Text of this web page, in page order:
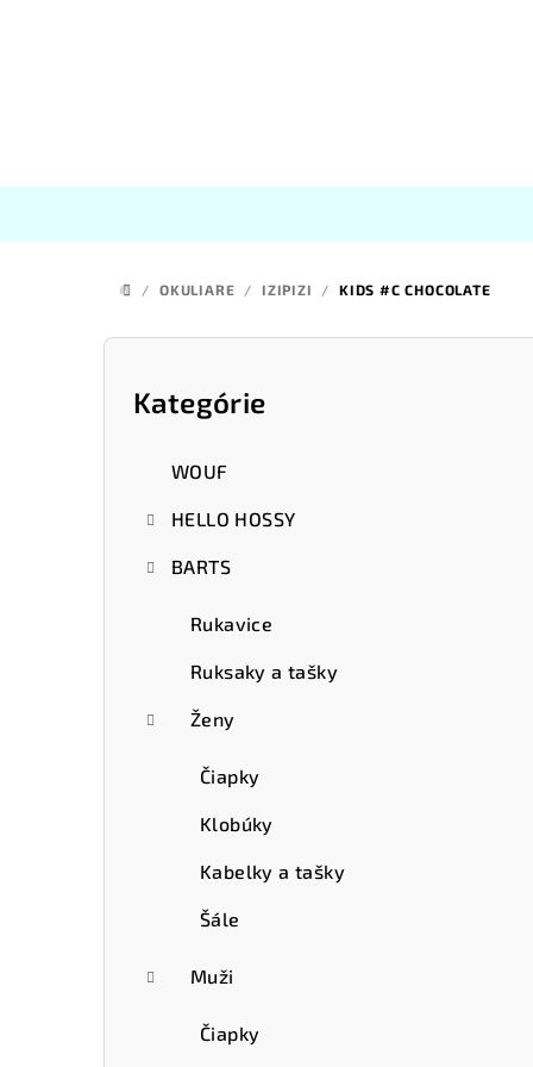
DOMOV
/ OKULIARE / IZIPIZI / KIDS #C CHOCOLATE
B
Preskočiť
kategórie
Kategórie
WOUF
HELLO HOSSY
BARTS
Rukavice
Ruksaky a tašky
Ženy
Čiapky
Klobúky
Kabelky a tašky
Šále
Muži
Čiapky